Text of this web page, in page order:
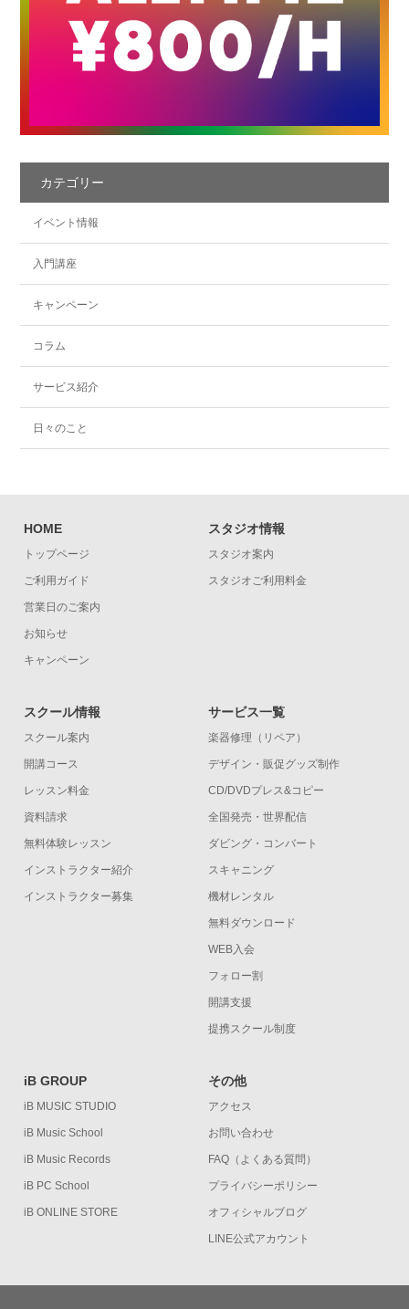
カテゴリー
イベント情報
入門講座
キャンペーン
コラム
サービス紹介
日々のこと
HOME
トップページ
ご利用ガイド
営業日のご案内
お知らせ
キャンペーン
スタジオ情報
スタジオ案内
スタジオご利用料金
スクール情報
スクール案内
開講コース
レッスン料金
資料請求
無料体験レッスン
インストラクター紹介
インストラクター募集
サービス一覧
楽器修理（リペア）
デザイン・販促グッズ制作
CD/DVDプレス&コピー
全国発売・世界配信
ダビング・コンバート
スキャニング
機材レンタル
無料ダウンロード
WEB入会
フォロー割
開講支援
提携スクール制度
iB GROUP
iB MUSIC STUDIO
iB Music School
iB Music Records
iB PC School
iB ONLINE STORE
その他
アクセス
お問い合わせ
FAQ（よくある質問）
プライバシーポリシー
オフィシャルブログ
LINE公式アカウント